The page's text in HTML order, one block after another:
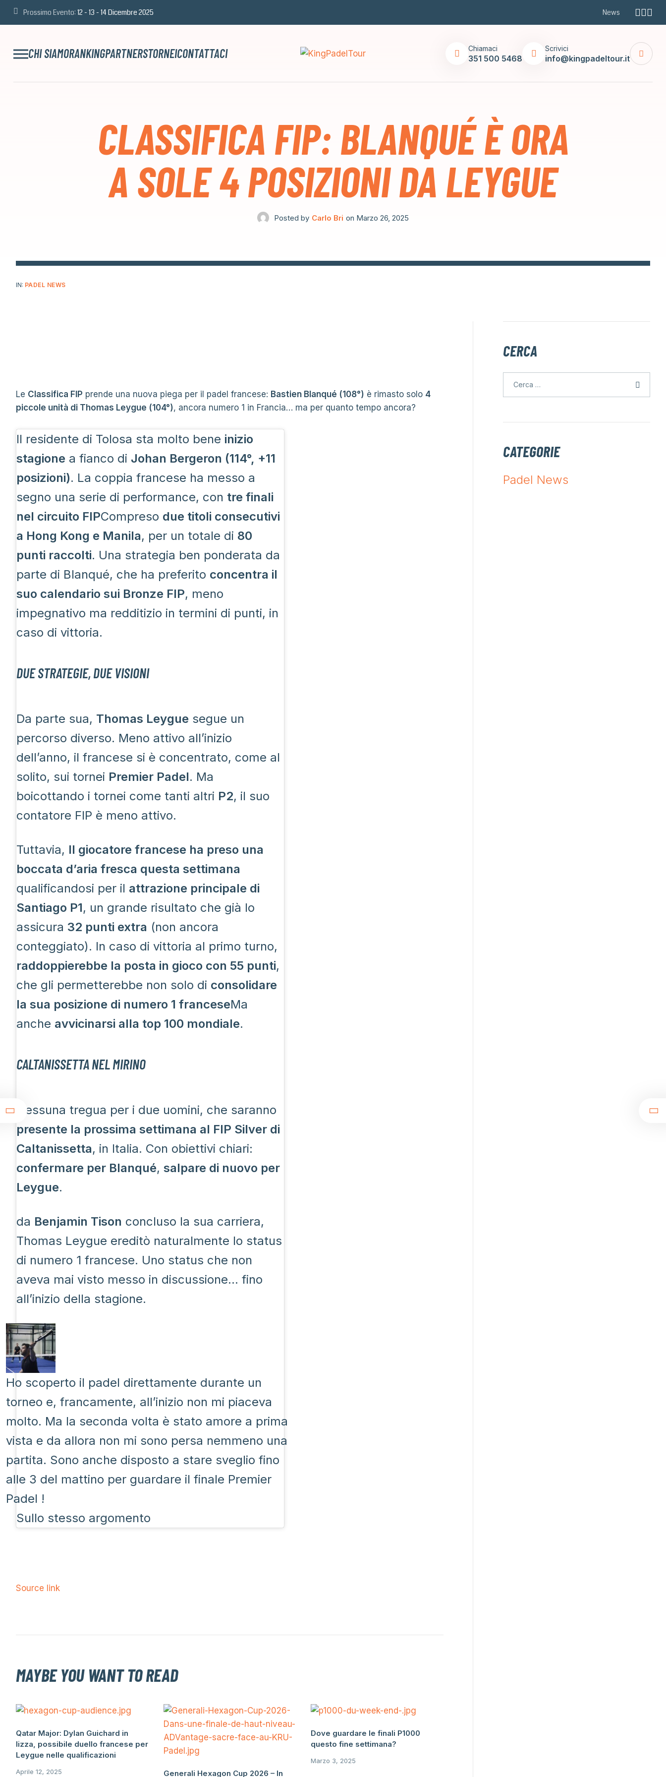
Prossimo Evento: 12 - 13 - 14 Dicembre 2025 News
CHI SIAMORANKINGPARTNERSTORNEICONTATTACI Chiamaci
351 500 5468
Scrivici
info@kingpadeltour.it
CLASSIFICA FIP: BLANQUÉ È ORA
A SOLE 4 POSIZIONI DA LEYGUE
Posted by Carlo Bri on Marzo 26, 2025
IN: PADEL NEWS
Le Classifica FIP prende una nuova piega per il padel francese: Bastien Blanqué (108°) è rimasto solo 4
piccole unità di Thomas Leygue (104°), ancora numero 1 in Francia… ma per quanto tempo ancora?
Il residente di Tolosa sta molto bene inizio
stagione a fianco di Johan Bergeron (114°, +11
posizioni). La coppia francese ha messo a
segno una serie di performance, con tre finali
nel circuito FIPCompreso due titoli consecutivi
a Hong Kong e Manila, per un totale di 80
punti raccolti. Una strategia ben ponderata da
parte di Blanqué, che ha preferito concentra il
suo calendario sui Bronze FIP, meno
impegnativo ma redditizio in termini di punti, in
caso di vittoria.
DUE STRATEGIE, DUE VISIONI
Da parte sua, Thomas Leygue segue un
percorso diverso. Meno attivo all’inizio
dell’anno, il francese si è concentrato, come al
solito, sui tornei Premier Padel. Ma
boicottando i tornei come tanti altri P2, il suo
contatore FIP è meno attivo.
Tuttavia, Il giocatore francese ha preso una
boccata d’aria fresca questa settimana
qualificandosi per il attrazione principale di
Santiago P1, un grande risultato che già lo
assicura 32 punti extra (non ancora
conteggiato). In caso di vittoria al primo turno,
raddoppierebbe la posta in gioco con 55 punti,
che gli permetterebbe non solo di consolidare
la sua posizione di numero 1 franceseMa
anche avvicinarsi alla top 100 mondiale.
CALTANISSETTA NEL MIRINO
Nessuna tregua per i due uomini, che saranno
presente la prossima settimana al FIP Silver di
Caltanissetta, in Italia. Con obiettivi chiari:
confermare per Blanqué, salpare di nuovo per
Leygue.
da Benjamin Tison concluso la sua carriera,
Thomas Leygue ereditò naturalmente lo status
di numero 1 francese. Uno status che non
aveva mai visto messo in discussione… fino
all’inizio della stagione.
Ho scoperto il padel direttamente durante un
torneo e, francamente, all’inizio non mi piaceva
molto. Ma la seconda volta è stato amore a prima
vista e da allora non mi sono persa nemmeno una
partita. Sono anche disposto a stare sveglio fino
alle 3 del mattino per guardare il finale Premier
Padel !
Sullo stesso argomento
Source link
MAYBE YOU WANT TO READ
Qatar Major: Dylan Guichard in
lizza, possibile duello francese per
Leygue nelle qualificazioni
Aprile 12, 2025 Generali Hexagon Cup 2026 – In
Dove guardare le finali P1000
questo fine settimana?
Marzo 3, 2025
CERCA
CATEGORIE
Padel News